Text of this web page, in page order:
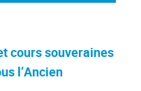
cours souveraines
l’Ancien